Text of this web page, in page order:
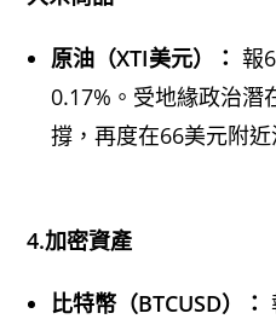
原油（XTI美元）： 報
0.17%。受地緣政治潛
撐，再度在66美元附近
4.加密資產
比特幣（BTCUSD）：